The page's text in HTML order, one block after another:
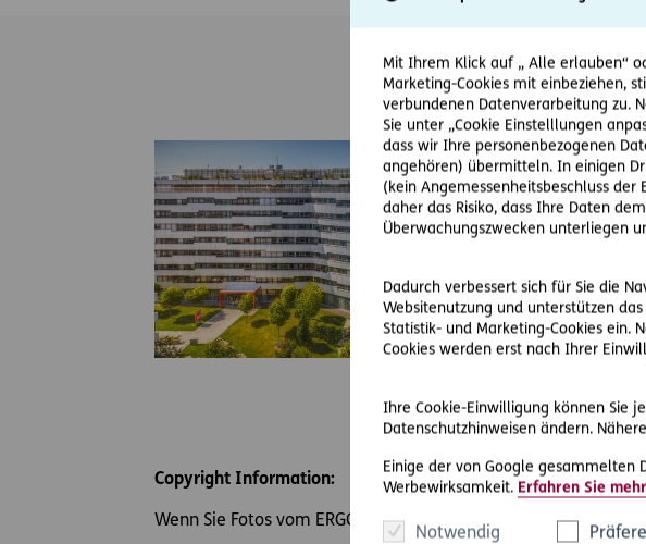
Mit Ihrem Klick auf „ Alle erlauben“
Marketing-Cookies mit einbeziehen,
verbundenen Datenverarbeitung zu.
Sie unter „Cookie Einstelllungen
dass wir Ihre personenbezogenen
angehören) übermitteln. In einigen
(kein Angemessenheitsbeschluss der
daher das Risiko, dass Ihre Daten
Überwachungszwecken unterliegen
Dadurch verbessert sich für Sie die
Websitenutzung und unterstützen
Statistik- und Marketing-Cookies ein.
Cookies werden erst nach Ihrer
Ihre Cookie-Einwilligung können Sie
Datenschutzhinweisen ändern.
Einige der von Google gesammelten
Werbewirksamkeit. Erfahren Sie
Notwendig
Gebäude
Fotos vom ERGO
Copyright Information:
Wenn Sie Fotos vom ERGO Center verwenden möchten,